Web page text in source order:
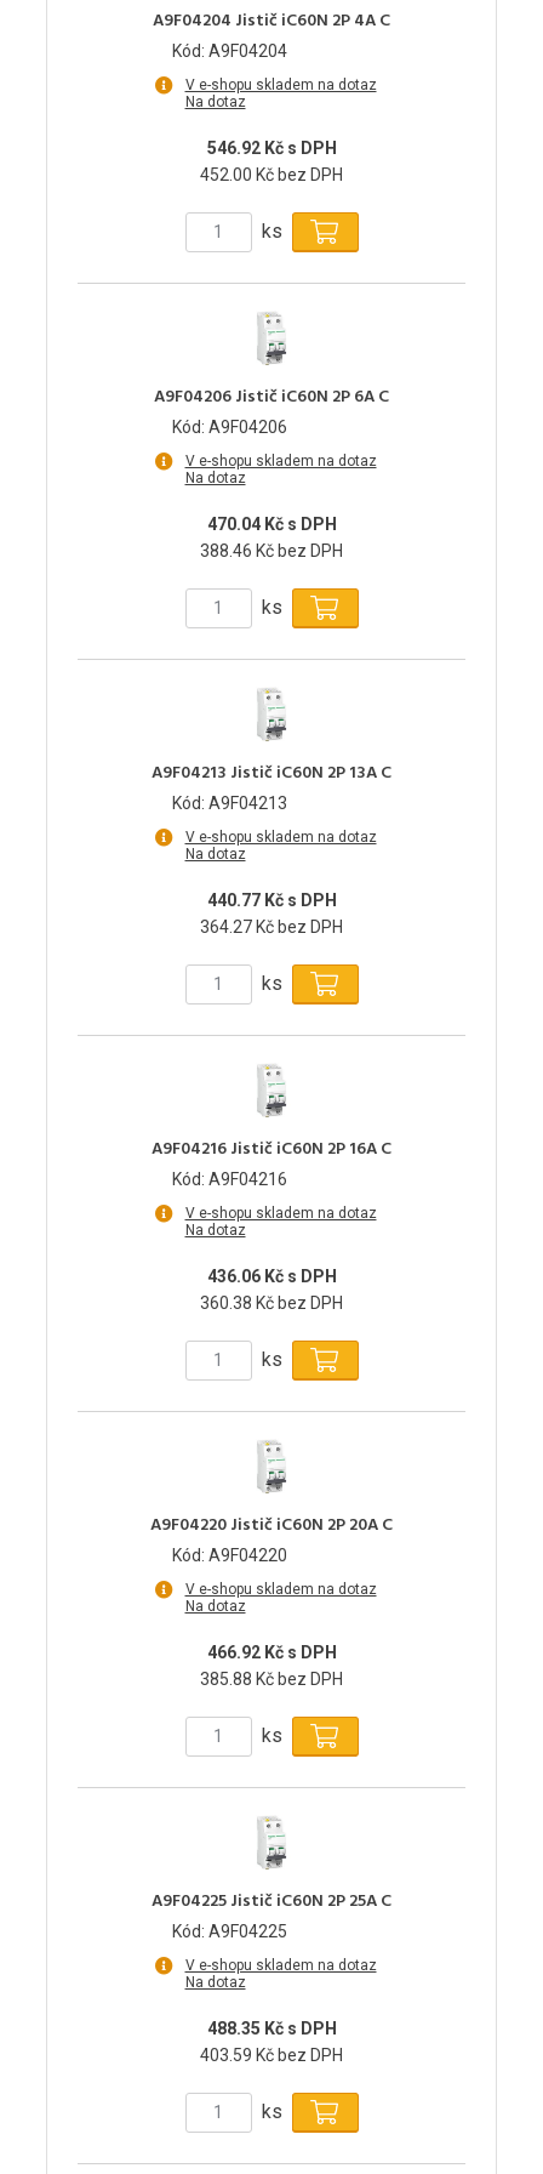
A9F04204 Jistič iC60N 2P 4A C
Kód: A9F04204
V e-shopu skladem na dotaz
Na dotaz
546.92 Kč s DPH
452.00 Kč bez DPH
ks
A9F04206 Jistič iC60N 2P 6A C
Kód: A9F04206
V e-shopu skladem na dotaz
Na dotaz
470.04 Kč s DPH
388.46 Kč bez DPH
ks
A9F04213 Jistič iC60N 2P 13A C
Kód: A9F04213
V e-shopu skladem na dotaz
Na dotaz
440.77 Kč s DPH
364.27 Kč bez DPH
ks
A9F04216 Jistič iC60N 2P 16A C
Kód: A9F04216
V e-shopu skladem na dotaz
Na dotaz
436.06 Kč s DPH
360.38 Kč bez DPH
ks
A9F04220 Jistič iC60N 2P 20A C
Kód: A9F04220
V e-shopu skladem na dotaz
Na dotaz
466.92 Kč s DPH
385.88 Kč bez DPH
ks
A9F04225 Jistič iC60N 2P 25A C
Kód: A9F04225
V e-shopu skladem na dotaz
Na dotaz
488.35 Kč s DPH
403.59 Kč bez DPH
ks